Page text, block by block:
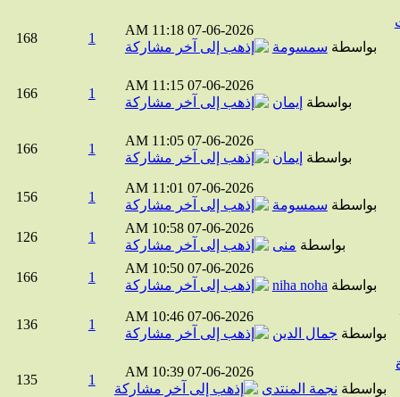
07-06-2026
11:18 AM
بواسطةسمسومة
168
07-06-2026
11:15 AM
بواسطةإيمان
166
07-06-2026
11:05 AM
بواسطةإيمان
166
07-06-2026
11:01 AM
بواسطةسمسومة
156
07-06-2026
10:58 AM
بواسطةمنى
126
07-06-2026
10:50 AM
بواسطةniha noha
166
07-06-2026
10:46 AM
جمال الدين
136
07-06-2026
10:39 AM
نجمة المنتدى
135